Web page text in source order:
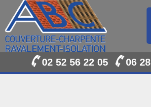
02 52 56 22 05 06